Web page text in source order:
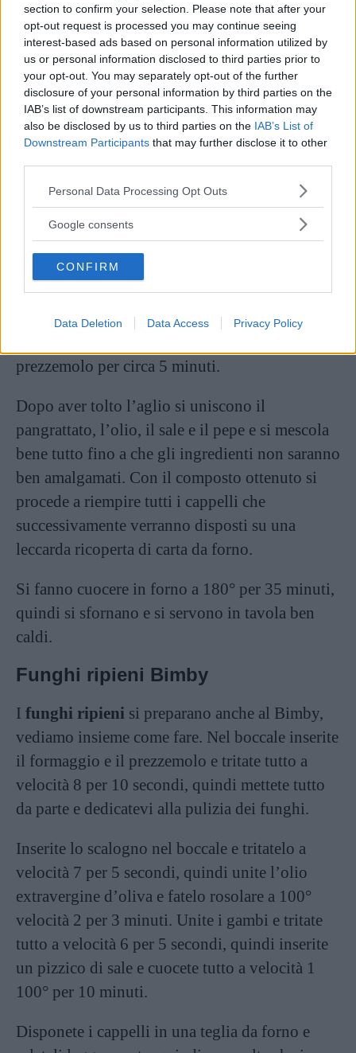
section to confirm your selection. Please note that after your
opt-out request is processed you may continue seeing
interest-based ads based on personal information utilized by
us or personal information disclosed to third parties prior to
your opt-out. You may separately opt-out of the further
disclosure of your personal information by third parties on the
IAB’s list of downstream participants. This information may
also be disclosed by us to third parties on the IAB’s List of
Downstream Participants that may further disclose it to other
Please note that this website/app uses one or more Google
not limited to your visit or usage behaviour. You may click to
use your data for below specified purposes in below Google
consent section.
Personal Data Processing Opt Outs
Google consents
CONFIRM
Data Deletion Data Access Privacy Policy
lesse schiacciate e si mescola bene il tutto,
quindi si uniscono anche l’uovo, il formaggio
grattugiato e il pangrattato.
Si mescola bene e con il composto ottenuto si
riempiono i cappelli, quindi si dispongono in
una padella unta con poco olio e si versa poca
acqua all’inteno. Si porta tutto a cottura per
circa 15 minuti, dopodiché si servono in tavola.
Funghi ripieni vegetariani
funghi ripieni vegetariani
pulendo bene i funghi e staccando
delicatamente i gambi. Questi ultimi vengono
prezzemolo per circa 5 minuti.
Dopo aver tolto l’aglio si uniscono il
pangrattato, l’olio, il sale e il pepe e si mescola
bene tutto fino a che gli ingredienti non saranno
ben amalgamati. Con il composto ottenuto si
procede a riempire tutti i cappelli che
successivamente verranno disposti su una
leccarda ricoperta di carta da forno.
Si fanno cuocere in forno a 180° per 35 minuti,
quindi si sfornano e si servono in tavola ben
caldi.
Funghi ripieni Bimby
I funghi ripieni si preparano anche al Bimby,
vediamo insieme come fare. Nel boccale inserite
il formaggio e il prezzemolo e tritate tutto a
velocità 8 per 10 secondi, quindi mettete tutto
da parte e dedicatevi alla pulizia dei funghi.
Inserite lo scalogno nel boccale e tritatelo a
velocità 7 per 5 secondi, quindi unite l’olio
extravergine d’oliva e fatelo rosolare a 100°
velocità 2 per 3 minuti. Unite i gambi e tritate
tutto a velocità 6 per 5 secondi, quindi inserite
un pizzico di sale e cuocete tutto a velocità 1
100° per 10 minuti.
Disponete i cappelli in una teglia da forno e